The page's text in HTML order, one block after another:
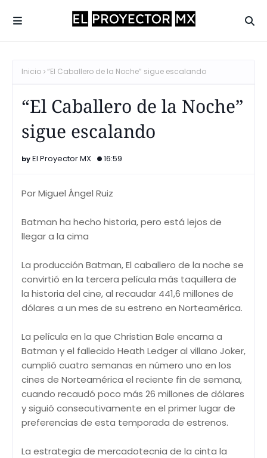
Inicio “El Caballero de la Noche” sigue escalando
“El Caballero de la Noche”
sigue escalando
El Proyector MX 16:59
Por Miguel Ángel Ruiz
Batman ha hecho historia, pero está lejos de
llegar a la cima
La producción Batman, El caballero de la noche se
convirtió en la tercera película más taquillera de
la historia del cine, al recaudar 441,6 millones de
dólares a un mes de su estreno en Norteamérica.
La película en la que Christian Bale encarna a
Batman y el fallecido Heath Ledger al villano Joker,
cumplió cuatro semanas en número uno en los
cines de Norteamérica el reciente fin de semana,
cuando recaudó poco más 26 millones de dólares
y siguió consecutivamente en el primer lugar de
preferencias de esta temporada de estrenos.
La estrategia de mercadotecnia de la cinta la